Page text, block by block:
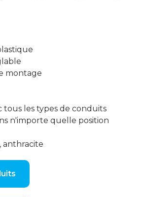
montage
tous les types de conduits
n'importe quelle position
anthracite